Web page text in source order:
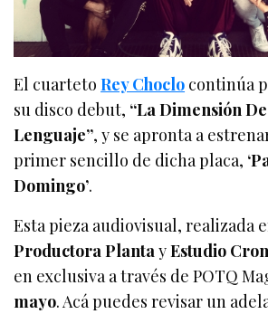
El cuartetoRey Choclo continúa
su disco debut, “La Dimensión
Lenguaje”, y se apronta a
primer sencillo de dicha placa,
Domingo’.
Esta pieza audiovisual, realizada
Productora PlantayEstudio
en exclusiva a través de POTQ
mayo. Acá puedes revisar un